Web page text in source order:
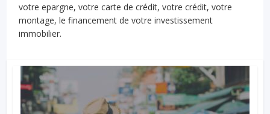
votre epargne, votre carte de crédit, votre crédit, votre
montage, le financement de votre investissement
immobilier.